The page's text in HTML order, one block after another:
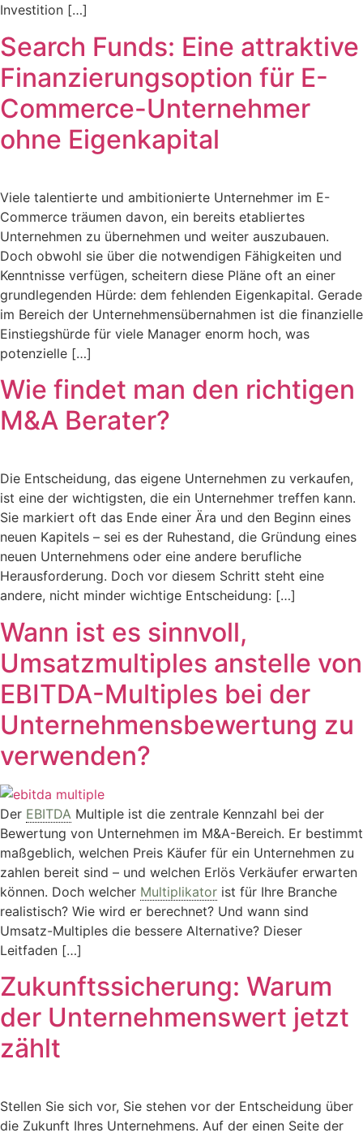
Investition […]
Search Funds: Eine attraktive
Finanzierungsoption für E-
Commerce-Unternehmer
ohne Eigenkapital
Viele talentierte und ambitionierte Unternehmer im E-
Commerce träumen davon, ein bereits etabliertes
Unternehmen zu übernehmen und weiter auszubauen.
Doch obwohl sie über die notwendigen Fähigkeiten und
Kenntnisse verfügen, scheitern diese Pläne oft an einer
grundlegenden Hürde: dem fehlenden Eigenkapital. Gerade
im Bereich der Unternehmensübernahmen ist die finanzielle
Einstiegshürde für viele Manager enorm hoch, was
potenzielle […]
Wie findet man den richtigen
M&A Berater?
Die Entscheidung, das eigene Unternehmen zu verkaufen,
ist eine der wichtigsten, die ein Unternehmer treffen kann.
Sie markiert oft das Ende einer Ära und den Beginn eines
neuen Kapitels – sei es der Ruhestand, die Gründung eines
neuen Unternehmens oder eine andere berufliche
Herausforderung. Doch vor diesem Schritt steht eine
andere, nicht minder wichtige Entscheidung: […]
Wann ist es sinnvoll,
Umsatzmultiples anstelle von
EBITDA-Multiples bei der
Unternehmensbewertung zu
verwenden?
Der EBITDA Multiple ist die zentrale Kennzahl bei der
Bewertung von Unternehmen im M&A-Bereich. Er bestimmt
maßgeblich, welchen Preis Käufer für ein Unternehmen zu
zahlen bereit sind – und welchen Erlös Verkäufer erwarten
können. Doch welcher Multiplikator ist für Ihre Branche
realistisch? Wie wird er berechnet? Und wann sind
Umsatz-Multiples die bessere Alternative? Dieser
Leitfaden […]
Zukunftssicherung: Warum
der Unternehmenswert jetzt
zählt
Stellen Sie sich vor, Sie stehen vor der Entscheidung über
die Zukunft Ihres Unternehmens. Auf der einen Seite der